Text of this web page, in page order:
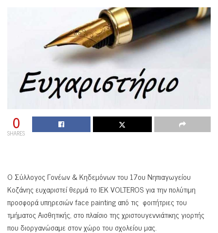
0
SHARES
Ο Σύλλογος Γονέων & Κηδεμόνων του 17ου Νηπιαγωγείου
Κοζάνης ευχαριστεί θερμά το ΙΕΚ VOLTEROS για την πολύτιμη
προσφορά υπηρεσιών face painting από τις φοιτήτριες του
τμήματος Αισθητικής, στο πλαίσιο της χριστουγεννιάτικης γιορτής
που διοργανώσαμε στον χώρο του σχολείου μας.